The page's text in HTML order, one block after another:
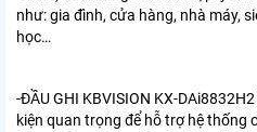
như: gia đình, cửa hàng, nhà máy,
học…
-ĐẦU GHI KBVISION KX-DAi8832H2
kiện quan trọng để hỗ trợ hệ thống